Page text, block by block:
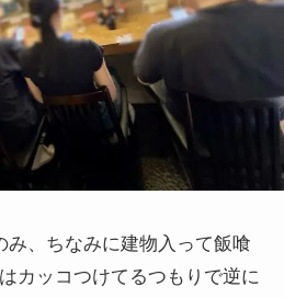
み、ちなみに建物入って飯喰
カッコつけてるつもりで逆に